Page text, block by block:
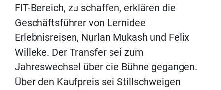
FIT-Bereich, zu schaffen, erklären die
Geschäftsführer von Lernidee
Erlebnisreisen, Nurlan Mukash und Felix
Willeke. Der Transfer sei zum
Jahreswechsel über die Bühne gegangen.
Über den Kaufpreis sei Stillschweigen